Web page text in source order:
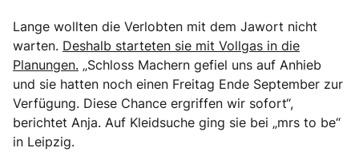
Lange wollten die Verlobten mit dem Jawort nicht
warten. Deshalb starteten sie mit Vollgas in die
Planungen. „Schloss Machern gefiel uns auf Anhieb
und sie hatten noch einen Freitag Ende September zur
Verfügung. Diese Chance ergriffen wir sofort“,
berichtet Anja. Auf Kleidsuche ging sie bei „mrs to be“
in Leipzig.